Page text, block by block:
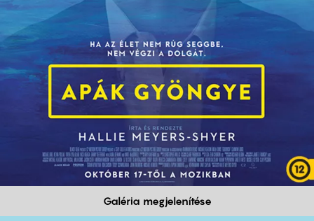
Galéria megjelenítése